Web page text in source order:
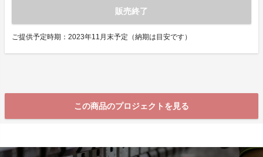
販売終了
ご提供予定時期：2023年11月末予定（納期は目安です）
この商品のプロジェクトを見る